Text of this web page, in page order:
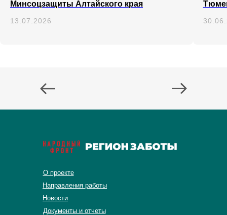
Минсоцзащиты Алтайского края
13.07.2026
О проекте
Направления работы
Новости
Документы и отчеты